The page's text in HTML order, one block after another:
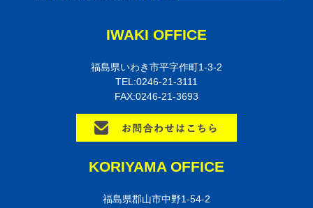
IWAKI OFFICE
福島県いわき市平字作町1-3-2
TEL:0246-21-3111
FAX:0246-21-3693
KORIYAMA OFFICE
福島県郡山市中野1-54-2